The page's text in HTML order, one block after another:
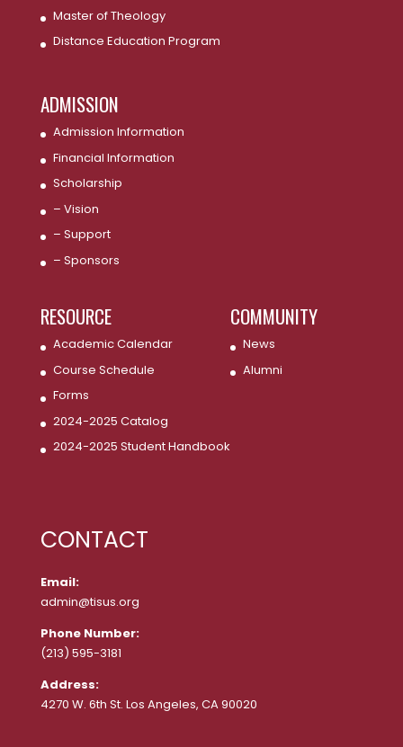
Master of Theology
Distance Education Program
ADMISSION
Admission Information
Financial Information
Scholarship
– Vision
– Support
– Sponsors
RESOURCE
Academic Calendar
Course Schedule
Forms
2024-2025 Catalog
2024-2025 Student Handbook
COMMUNITY
News
Alumni
CONTACT
Email:
admin@tisus.org
Phone Number:
(213) 595-3181
Address:
4270 W. 6th St. Los Angeles, CA 90020